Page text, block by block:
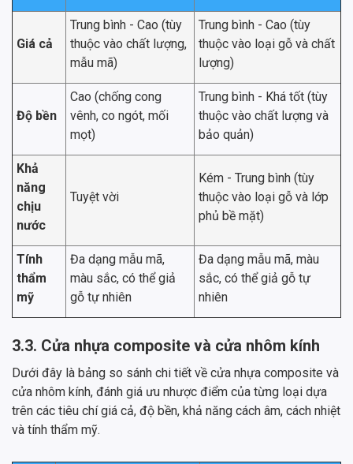
Giá cả
Trung bình - Cao (tùy
thuộc vào chất lượng,
mẫu mã)
Trung bình - Cao (tùy
thuộc vào loại gỗ và chất
lượng)
Độ bền
Cao (chống cong
vênh, co ngót, mối
mọt)
Trung bình - Khá tốt (tùy
thuộc vào chất lượng và
bảo quản)
Khả
năng
chịu
nước
Tuyệt vời
Kém - Trung bình (tùy
thuộc vào loại gỗ và lớp
phủ bề mặt)
Tính
thẩm
mỹ
Đa dạng mẫu mã,
màu sắc, có thể giả
gỗ tự nhiên
Đa dạng mẫu mã, màu
sắc, có thể giả gỗ tự
nhiên
3.3. Cửa nhựa composite và cửa nhôm kính
Dưới đây là bảng so sánh chi tiết về cửa nhựa composite và
cửa nhôm kính, đánh giá ưu nhược điểm của từng loại dựa
trên các tiêu chí giá cả, độ bền, khả năng cách âm, cách nhiệt
và tính thẩm mỹ.